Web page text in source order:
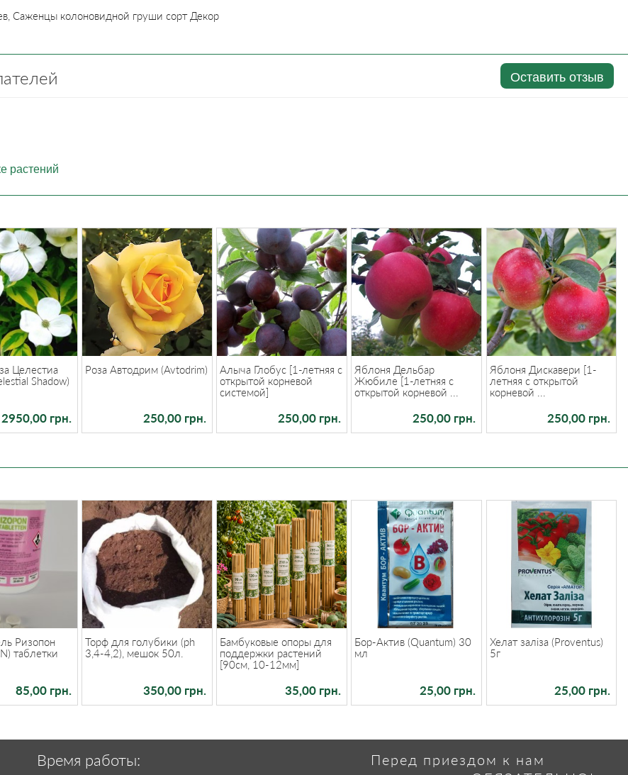
Саженцы колоновидной груши сорт Декор
Оставить отзыв
растений
Целестиа
Shadow)
2950,00 грн.
Роза Автодрим (Avtodrim)
250,00 грн.
Алыча Глобус [1-летняя с
открытой корневой
системой]
250,00 грн.
Яблоня Дельбар
Жюбиле [1-летняя с
открытой корневой ...
250,00 грн.
Яблоня Дискавери [1-
летняя с открытой
корневой ...
250,00 грн.
Ризопон
таблетки
85,00 грн.
Торф для голубики (ph
3,4-4,2), мешок 50л.
350,00 грн.
Бамбуковые опоры для
поддержки растений
[90см, 10-12мм]
35,00 грн.
Бор-Актив (Quantum) 30
мл
25,00 грн.
Хелат заліза (Proventus)
5г
25,00 грн.
Время работы:
Перед приездом к нам